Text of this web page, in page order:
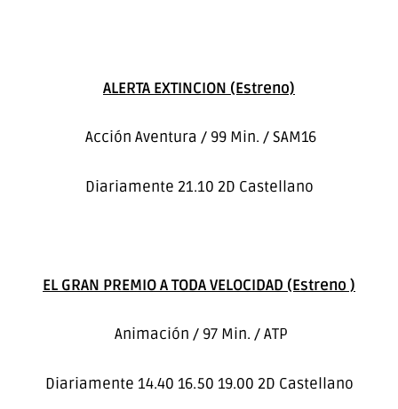
ALERTA EXTINCION (Estreno)
Acción Aventura / 99 Min. / SAM16
Diariamente 21.10 2D Castellano
EL GRAN PREMIO A TODA VELOCIDAD (Estreno )
Animación / 97 Min. / ATP
Diariamente 14.40 16.50 19.00 2D Castellano